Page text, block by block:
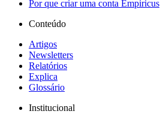
Por que criar uma conta Empiricus
Conteúdo
Artigos
Newsletters
Relatórios
Explica
Glossário
Institucional